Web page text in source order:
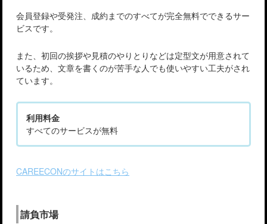
会員登録や受発注、成約までのすべてが完全無料でできるサー
ビスです。
また、初回の挨拶や見積のやりとりなどは定型文が用意されて
いるため、文章を書くのが苦手な人でも使いやすい工夫がされ
ています。
利用料金
すべてのサービスが無料
CAREECONのサイトはこちら
請負市場